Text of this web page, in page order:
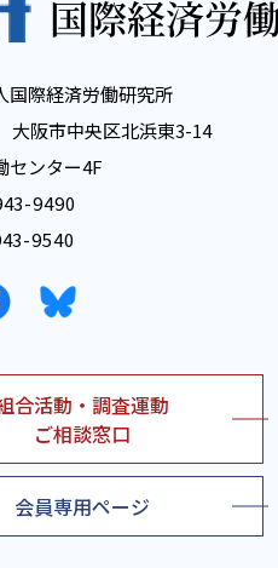
国際経済労働研究所
阪市中央区北浜東3-14
センター4F
9490
9540
合活動・調査運動
ご相談窓口
会員専用ページ